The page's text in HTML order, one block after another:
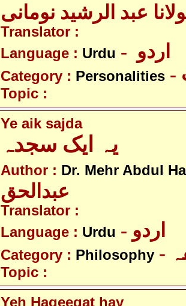
عبد الرشید نومانی
Translator :
Language : Urdu
Category : Personalities
Topic :
Ye aik sajda
یہ ایک سجدہ
Author : Dr. Mehr Abdul
عبدالحق
Translator :
Language : Urdu - اردو
Category : Philosophy
Topic :
Yeh Haqeeqat hay